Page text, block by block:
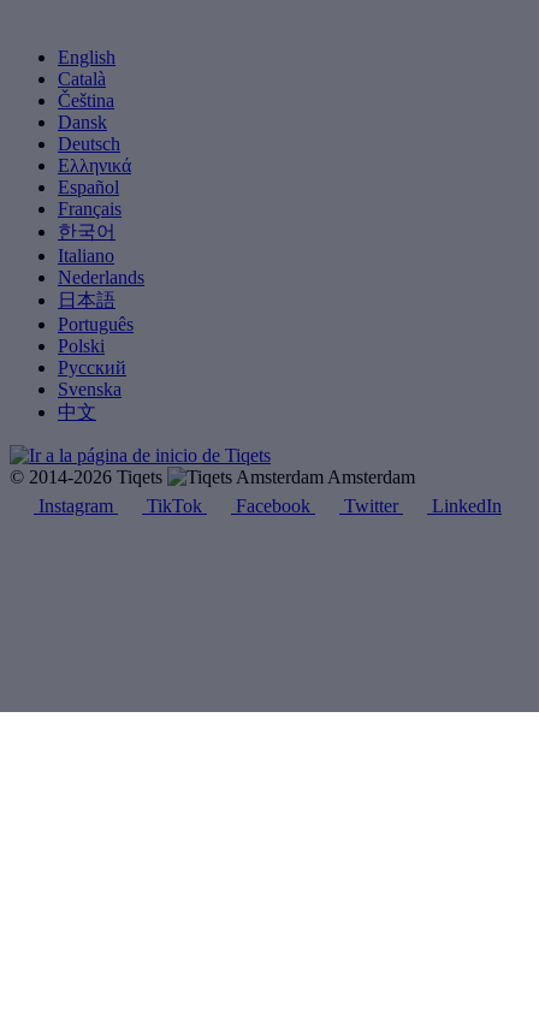
English
Català
Čeština
Dansk
Deutsch
Ελληνικά
Español
Français
한국어
Italiano
Nederlands
日本語
Português
Polski
Русский
Svenska
中文
© 2014-2026 Tiqets
Amsterdam
Instagram
TikTok Facebook Twitter LinkedIn